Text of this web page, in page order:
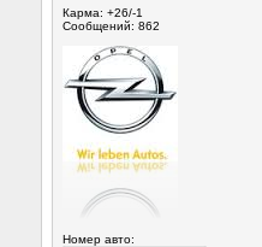
Карма: +26/-1
Сообщений: 862
Номер авто: